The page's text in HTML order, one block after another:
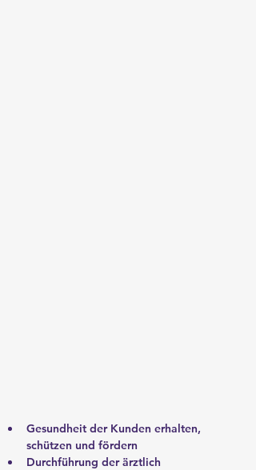
Gesundheit der Kunden erhalten,
schützen und fördern
Durchführung der ärztlich